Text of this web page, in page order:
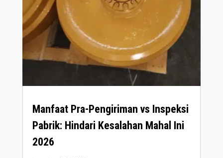
Manfaat Pra-Pengiriman vs Inspeksi
Pabrik: Hindari Kesalahan Mahal Ini
2026